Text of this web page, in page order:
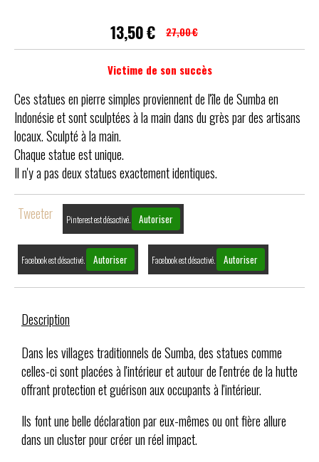
13,50€ 27,00€
Victime de son succès
Ces statues en pierre simples proviennent de l'île de Sumba en
Indonésie et sont sculptées à la main dans du grès par des artisans
locaux. Sculpté à la main.
Chaque statue est unique.
Il n'y a pas deux statues exactement identiques.
Tweeter Pinterest est désactivé. Autoriser
Facebook est désactivé. Autoriser Facebook est désactivé. Autoriser
Description
Dans les villages traditionnels de Sumba, des statues comme
celles-ci sont placées à l'intérieur et autour de l'entrée de la hutte
offrant protection et guérison aux occupants à l'intérieur.
Ils font une belle déclaration par eux-mêmes ou ont fière allure
dans un cluster pour créer un réel impact.